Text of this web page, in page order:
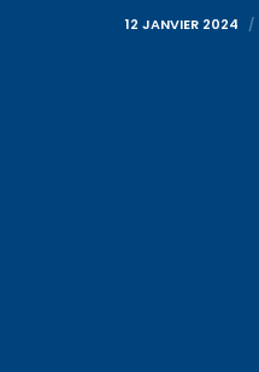
12 JANVIER 2024